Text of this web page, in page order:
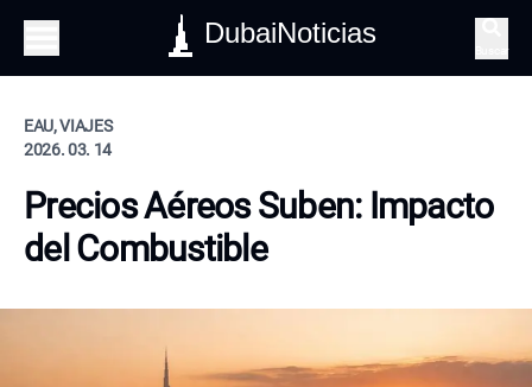
DubaiNoticias
EAU, VIAJES
2026. 03. 14
Precios Aéreos Suben: Impacto
del Combustible